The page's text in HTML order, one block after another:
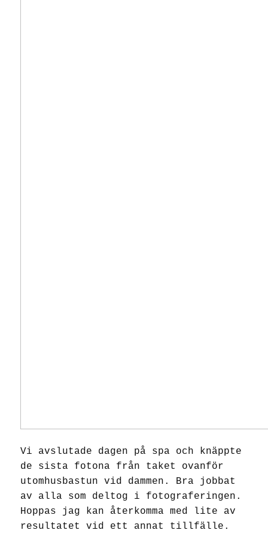
Vi avslutade dagen på spa och knäppte
de sista fotona från taket ovanför
utomhusbastun vid dammen. Bra jobbat
av alla som deltog i fotograferingen.
Hoppas jag kan återkomma med lite av
resultatet vid ett annat tillfälle.